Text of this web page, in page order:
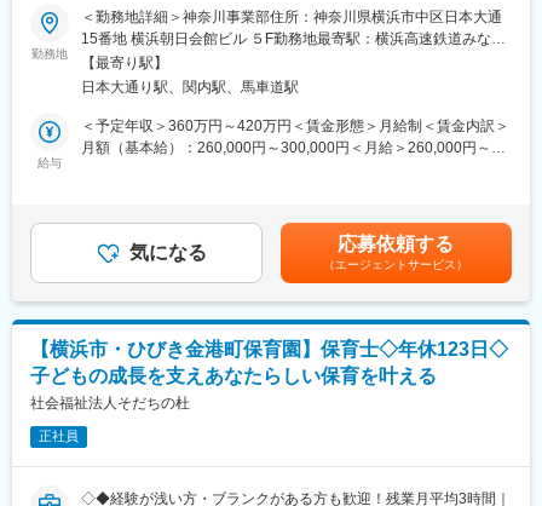
格取得。なお、資格取得のための費用は当社負担となります。
■1～3か月目
・OJTを受けながら日勤・夜勤両方の介護現場での業務をお任せ
します。
※研修終了後は現場業務は無くなるため日勤のみ
■3～6か月目
・マネージャー業務を学んでいただきます。ピープルマネジメン
■本配属後
・各事業所の課題や目的に合わせてマネジメント業務に専念頂き
【キャリアパス（例）】
・医療介護スタッフ（2週間程度の基礎研修必要資格取得、現場業
務）
・サービスリーダー（入社3カ月～※研修期間）
・サービス提供責任者（入社半年／年収420～650万円）
・サービスマネージャー（入社1年／年収560～700万円）
・エリアマネージャー（入社1年～／年収700～800万円）
・ブロックマネージャー（年収800～900万円）
■業務概要：
担当エリアにある病院などの医療機関、介護施設や福祉施設を訪
問し、食事サービス導入の提案をお任せいたします。
☆導入事例：https://fuji-i.com/case/
■業務の流れ：
・アプローチ先への状況確認とアポイント取得（訪問・電話な
・社内で提案内容検討し、見積もり作成
・クライアントに対するプレゼン
・契約締結／現場運営スタート（オープンにも関わります）
・お客様とじっくり関係構築をして最適な食事サービスの提案を
していきます。短期成果を求めるスタイルではなく、受注まで半
年～1年かけて進めます。受注は下期に厚く、上期はお客様との関
係づくりに充てやすい設計。目標は年1～2件で、月次の数字に追
■当社の強み：
勤務地
＜勤務地詳細＞神奈川事業部住所：神奈川県横浜市中区日本大通
15番地 横浜朝日会館ビル ５F勤務地最寄駅：横浜高速鉄道みなと
みらい線／日本大通り駅受動喫煙対策：屋内全面禁煙変更の範
囲：会社の定める事業所
【最寄り駅】
日本大通り駅、関内駅、馬車道駅
給与
＜予定年収＞360万円～420万円＜賃金形態＞月給制＜賃金内訳＞
月額（基本給）：260,000円～300,000円＜月給＞260,000円～
円賃金はあくまでも目安の金額であり、選考を通じて上下する可
能性があります。月給(月額)は固定手当を含めた表記です。
気になる 応募依頼する
（エージェントサービス）
【横浜市・ひびき金港町保育園】保育士◇年休123日◇
子どもの成長を支えあなたらしい保育を叶える
社会福祉法人そだちの杜
正社員
◇◆経験が浅い方・ブランクがある方も歓迎！残業月平均3時間｜